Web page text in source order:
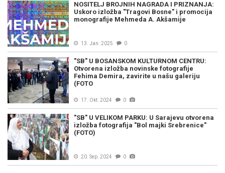
NOSITELJ BROJNIH NAGRADA I PRIZNANJA:
Uskoro izložba "Tragovi Bosne" i promocija
monografije Mehmeda A. Akšamije
13. Jan. 2025 0
"SB" U BOSANSKOM KULTURNOM CENTRU:
Otvorena izložba novinske fotografije
Fehima Demira, zavirite u našu galeriju
(FOTO
17. Okt. 2024 0
"SB" U VELIKOM PARKU: U Sarajevu otvorena
izložba fotografija "Bol majki Srebrenice"
(FOTO)
20. Sep. 2024 0